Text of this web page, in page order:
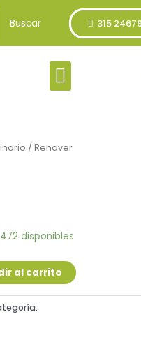
Buscar 315
Menu
/ Renaver
472 disponibles
al carrito